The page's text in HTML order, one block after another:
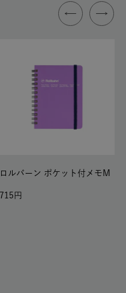
ロルバーン ポケット付メモM
715